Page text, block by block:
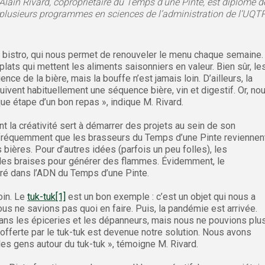
programmes en sciences de l’administration de
qui nous permet de renouveler le menu chaque semaine.
qui mettent les aliments saisonniers en valeur. Bien sûr,
de la bière, mais la bouffe n’est jamais loin. D’ailleurs, la
habituellement une séquence bière, vin et digestif. Or,
étape d’un bon repas », indique M. Rivard.
la créativité sert à démarrer des projets au sein de son
que les brasseurs du Temps d’une Pinte
Pour d’autres idées (parfois un peu folles), les
braises pour générer des flammes. Évidemment, le
l’ADN du Temps d’une Pinte.
Le tuk-tuk[1] est un bon exemple : c’est un objet qui nous a
ne savions pas quoi en faire. Puis, la pandémie est arrivée.
les épiceries et les dépanneurs, mais nous ne pouvions
par le tuk-tuk est devenue notre solution. Nous avons
gens autour du tuk-tuk », témoigne M. Rivard.